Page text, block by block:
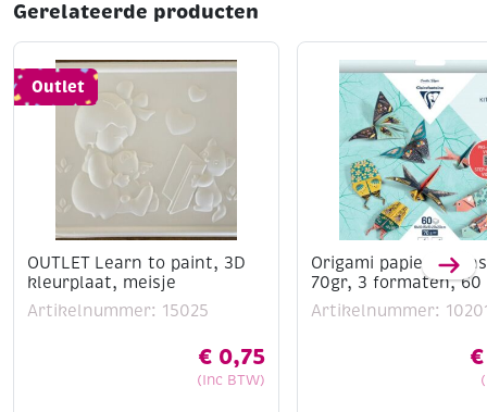
Gerelateerde producten
Outlet
OUTLET Learn to paint, 3D
kleurplaat, meisje
Artikelnummer: 15025
€ 0,75
(Inc BTW)
Origami papier kit
70gr, 3 formaten, 60
Artikelnummer:
€